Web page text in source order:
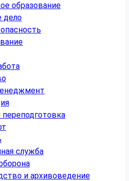
образование
дело
служба
и архивоведение